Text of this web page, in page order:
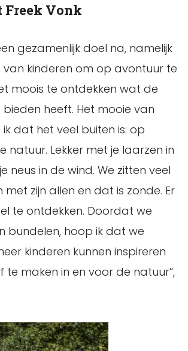
Freek Vonk
gezamenlijk doel na, namelijk
van kinderen om op avontuur te
moois te ontdekken wat de
heeft. Het mooie van
dat het veel buiten is: op
natuur. Lekker met je laarzen in
neus in de wind. We zitten veel
met zijn allen en dat is zonde. Er
te ontdekken. Doordat we
bundelen, hoop ik dat we
kinderen kunnen inspireren
te maken in en voor de natuur”,